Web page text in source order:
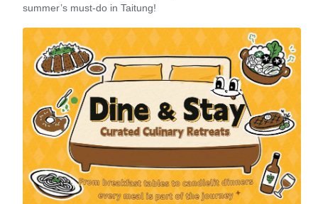
summer’s must-do in Taitung!